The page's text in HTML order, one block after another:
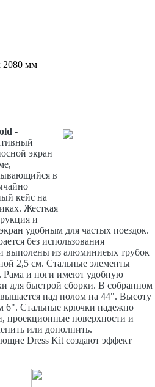
2080 мм
-
экран
в
кейс на
Жесткая
и
удобным для частых поездок.
без использования
выполены из алюминиеых трубок
2,5 см. Стальные элементы
Рама и ноги имеют удобную
для быстрой сборки. В собранном
над полом на 44". Высоту
6". Стальные крючки надежно
проекционные поверхности и
или дополнить.
Dress Kit создают эффект